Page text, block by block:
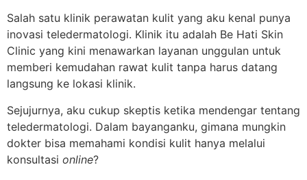
Salah satu klinik perawatan kulit yang aku kenal punya
inovasi teledermatologi. Klinik itu adalah Be Hati Skin
Clinic yang kini menawarkan layanan unggulan untuk
memberi kemudahan rawat kulit tanpa harus datang
langsung ke lokasi klinik.
Sejujurnya, aku cukup skeptis ketika mendengar tentang
teledermatologi. Dalam bayanganku, gimana mungkin
dokter bisa memahami kondisi kulit hanya melalui
konsultasi online?